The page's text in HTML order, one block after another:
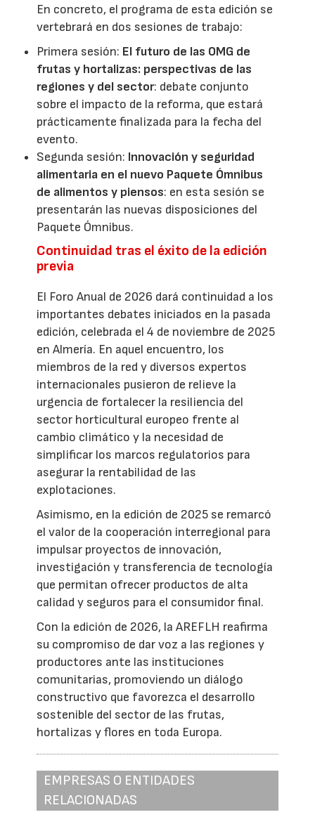
En concreto, el programa de esta edición se
vertebrará en dos sesiones de trabajo:
Primera sesión: El futuro de las OMG de
frutas y hortalizas: perspectivas de las
regiones y del sector: debate conjunto
sobre el impacto de la reforma, que estará
prácticamente finalizada para la fecha del
evento.
Segunda sesión: Innovación y seguridad
alimentaria en el nuevo Paquete Ómnibus
de alimentos y piensos: en esta sesión se
presentarán las nuevas disposiciones del
Paquete Ómnibus.
Continuidad tras el éxito de la edición
previa
El Foro Anual de 2026 dará continuidad a los
importantes debates iniciados en la pasada
edición, celebrada el 4 de noviembre de 2025
en Almería. En aquel encuentro, los
miembros de la red y diversos expertos
internacionales pusieron de relieve la
urgencia de fortalecer la resiliencia del
sector horticultural europeo frente al
cambio climático y la necesidad de
simplificar los marcos regulatorios para
asegurar la rentabilidad de las
explotaciones.
Asimismo, en la edición de 2025 se remarcó
el valor de la cooperación interregional para
impulsar proyectos de innovación,
investigación y transferencia de tecnología
que permitan ofrecer productos de alta
calidad y seguros para el consumidor final.
Con la edición de 2026, la AREFLH reafirma
su compromiso de dar voz a las regiones y
productores ante las instituciones
comunitarias, promoviendo un diálogo
constructivo que favorezca el desarrollo
sostenible del sector de las frutas,
hortalizas y flores en toda Europa.
EMPRESAS O ENTIDADES
RELACIONADAS